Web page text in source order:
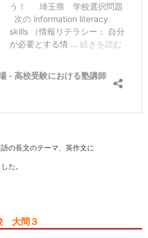
の長文のテーマ、英作文に
た。
大問３